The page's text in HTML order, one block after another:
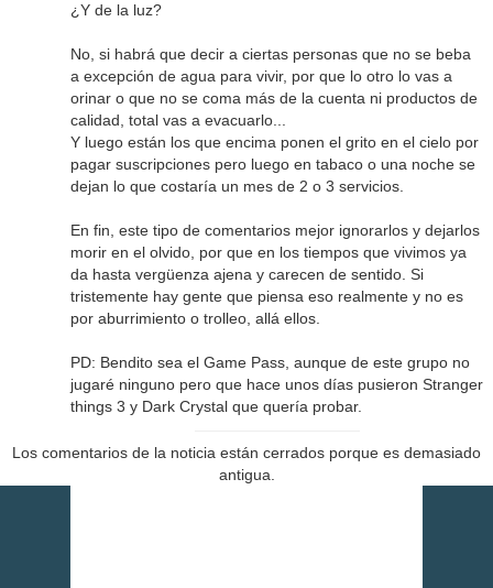
¿Y de la luz?
No, si habrá que decir a ciertas personas que no se beba
a excepción de agua para vivir, por que lo otro lo vas a
orinar o que no se coma más de la cuenta ni productos de
calidad, total vas a evacuarlo...
Y luego están los que encima ponen el grito en el cielo por
pagar suscripciones pero luego en tabaco o una noche se
dejan lo que costaría un mes de 2 o 3 servicios.
En fin, este tipo de comentarios mejor ignorarlos y dejarlos
morir en el olvido, por que en los tiempos que vivimos ya
da hasta vergüenza ajena y carecen de sentido. Si
tristemente hay gente que piensa eso realmente y no es
por aburrimiento o trolleo, allá ellos.
PD: Bendito sea el Game Pass, aunque de este grupo no
jugaré ninguno pero que hace unos días pusieron Stranger
things 3 y Dark Crystal que quería probar.
Los comentarios de la noticia están cerrados porque es demasiado
antigua.